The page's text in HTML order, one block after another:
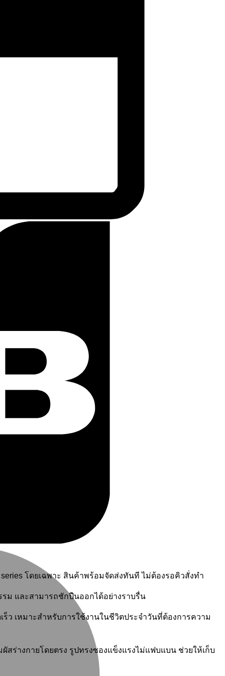
series โดยเฉพาะ สินค้าพร้อมจัดส่งทันที ไม่ต้องรอคิวสั่งทำ
ม และสามารถชักปืนออกได้อย่างราบรื่น
ว เหมาะสำหรับการใช้งานในชีวิตประจำวันที่ต้องการความ
ร่างกายโดยตรง รูปทรงซองแข็งแรงไม่แฟบแบน ช่วยให้เก็บ